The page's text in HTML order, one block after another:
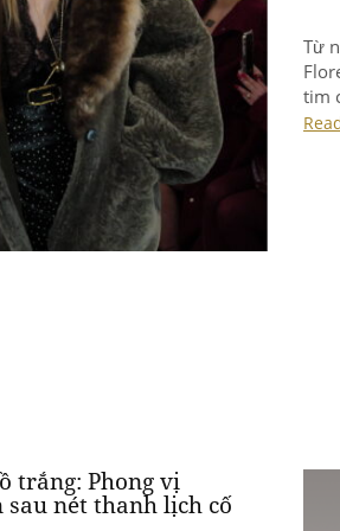
trắng: Phong vị
sau nét thanh lịch cố